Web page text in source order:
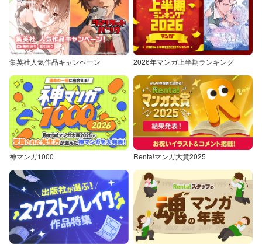
集英社人気作品キャンペーン 2026年マンガ上半期ランキング
神マンガ1000 Renta!マンガ大賞2025